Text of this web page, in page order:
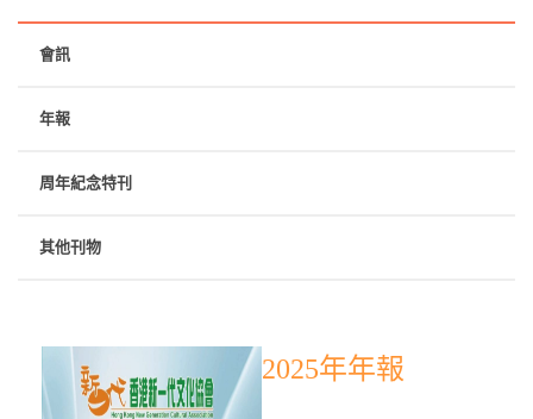
會訊
年報
周年紀念特刊
其他刊物
2025年年報